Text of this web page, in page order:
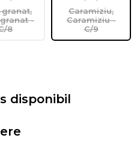
granat,
-
8
Caramiziu,
Caramiziu -
C/9
disponibil